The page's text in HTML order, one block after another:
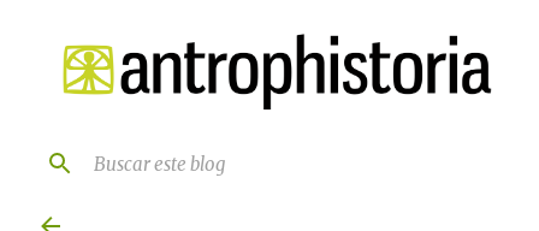
Ir al contenido principal